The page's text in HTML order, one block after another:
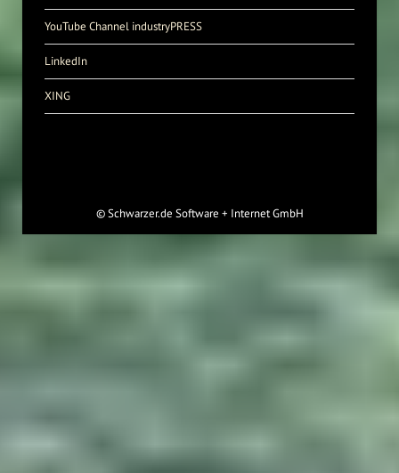
YouTube Channel industryPRESS
LinkedIn
XING
©Schwarzer.de Software + Internet GmbH